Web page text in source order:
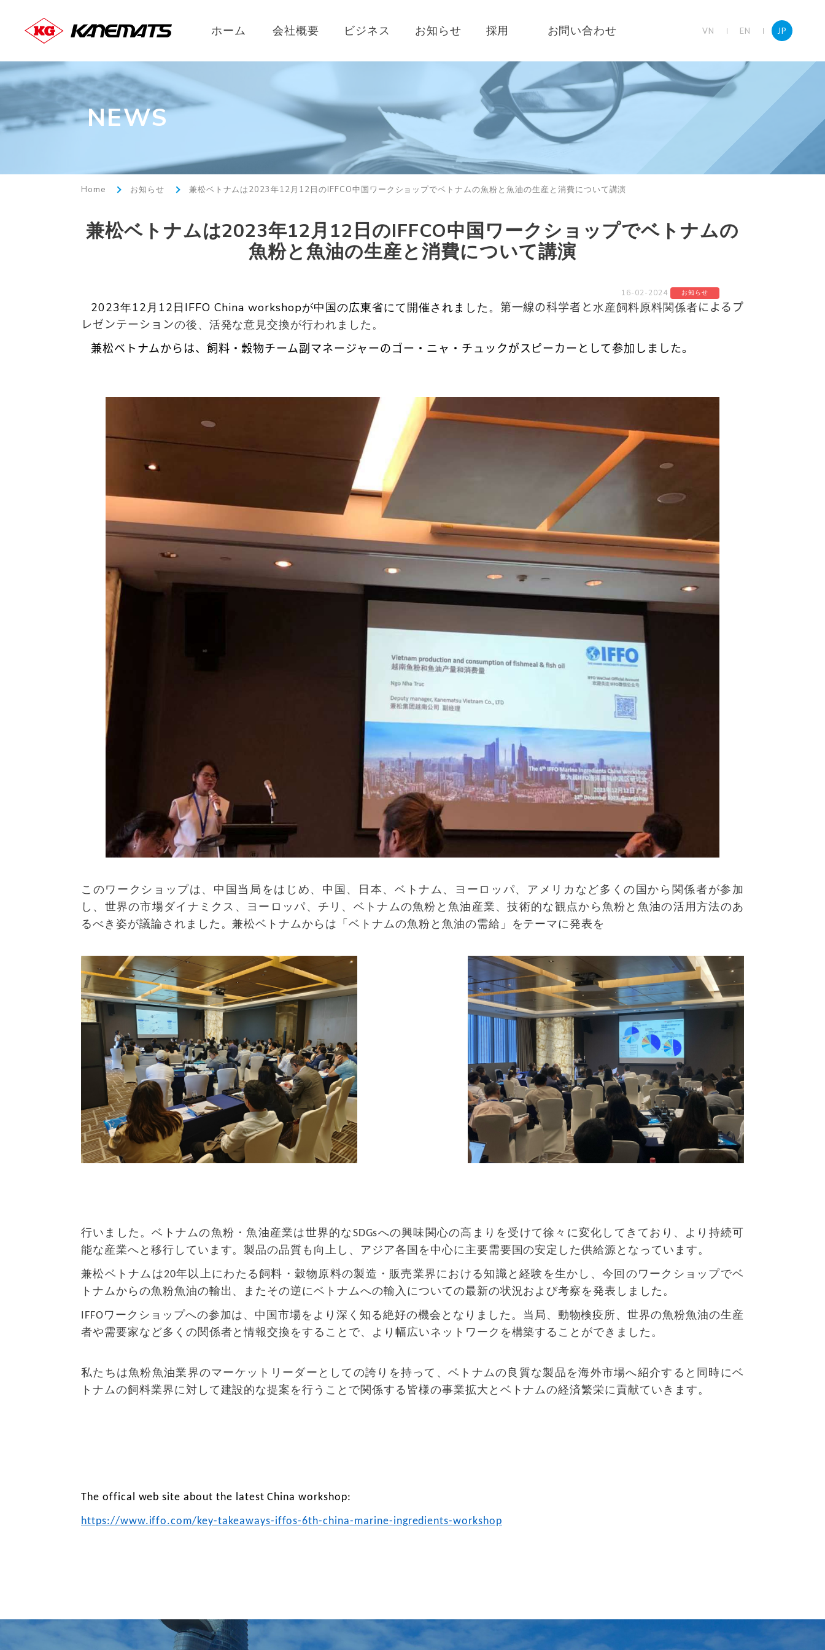
ホーム 会社概要 ビジネス お知らせ 採用 お問い合わせ VN EN JP
NEWS
Home お知らせ 兼松ベトナムは2023年12月12日のIFFCO中国ワークショップでベトナムの魚粉と魚油の生産と消費について講演
兼松ベトナムは2023年12月12日のIFFCO中国ワークショップでベトナムの
魚粉と魚油の生産と消費について講演
16-02-2024 お知らせ
2023年12月 12日 IFFO China workshopが中国の広東省にて開催されました。 第一線の科学者と水産飼料原料関係者によるプ
レゼンテーションの後、活発な意見交換が行われました。
兼松ベトナムからは、飼料・穀物チーム副マネージャーのゴー・ニャ・チュックがスピーカーとして参加しました。
このワークショップは、中国当局をはじめ、中国、日本、ベトナム、ヨーロッパ、アメリカなど多くの国から関係者が参加
し、世界の市場ダイナミクス、ヨーロッパ、チリ、ベトナムの魚粉と魚油産業、技術的な観点から魚粉と魚油の活用方法のあ
るべき姿が議論されました。兼松ベトナムからは「ベトナムの魚粉と魚油の需給」をテーマに発表 を
行いました。ベトナムの魚粉・魚油産業は世界的なSDGsへの興味関心の高まりを受けて徐々に変化してきており、より持続可
能な産業へと移行しています。製品の品質も向上し、アジア各国を中心に主要需要国の安定した供給源となっています。
兼松ベトナムは20年以上にわたる飼料・穀物原料の製造・販売業界における知識と経験を生かし、今回のワークショップでベ
トナムからの魚粉魚油の輸出、またその逆にベトナムへの輸入についての最新の状況および考察を発表しました。
IFFOワークショップへの参加は、中国市場をより深く知る絶好の機会となりました。当局、動物検疫所、世界の魚粉魚油の生産
者や需要家など多くの関係者と情報交換をすることで、より幅広いネットワークを構築することができました。
私たちは魚粉魚油業界のマーケットリーダーとしての誇りを持って、ベトナムの良質な製品を海外市場へ紹介すると同時にベ
トナムの飼料業界に対して建設的な提案を行うことで関係する皆様の事業拡大とベトナムの経済繁栄に貢献ていきます。
The offical web site about the latest China workshop:
https://www.iffo.com/key-takeaways-iffos-6th-china-marine-ingredients-workshop